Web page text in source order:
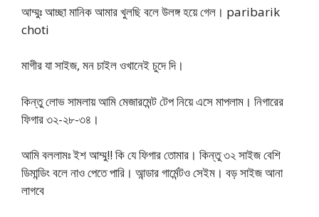
আম্মুঃ আচ্ছা মানিক আমার খুলছি বলে উলঙ্গ হয়ে গেল। paribarik
choti
মাগীর যা সাইজ, মন চাইল ওখানেই চুদে দি।
কিন্তু লোভ সামলায় আমি মেজারমেন্ট টেপ নিয়ে এসে মাপলাম। নিগারের
ফিগার ৩২-২৮-৩৪।
আমি বললামঃ ইশ আম্মু!! কি যে ফিগার তোমার। কিন্তু ৩২ সাইজ বেশি
ডিমান্ডিং বলে নাও পেতে পারি। আন্ডার গার্মেন্টও সেইম। বড় সাইজ আনা
লাগবে